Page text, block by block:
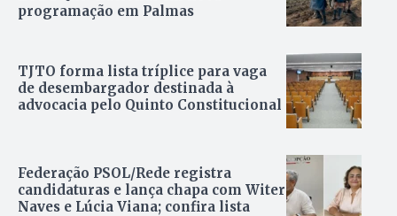
programação em Palmas
TJTO forma lista tríplice para vaga
de desembargador destinada à
advocacia pelo Quinto Constitucional
Federação PSOL/Rede registra
candidaturas e lança chapa com Witer
Naves e Lúcia Viana; confira lista